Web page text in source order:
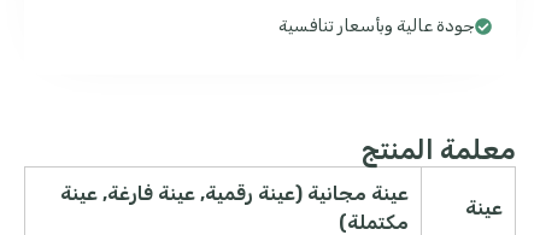
جودة عالية وبأسعار تنافسية
معلمة المنتج
عينة
عينة مجانية (عينة رقمية, عينة فارغة, عينة
مكتملة)